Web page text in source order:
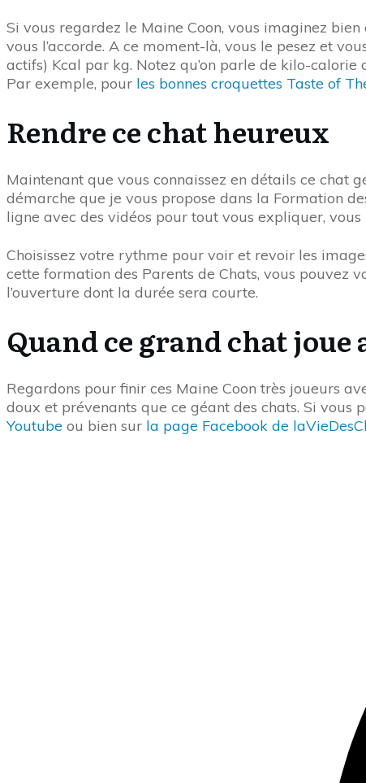
Si vous regardez le Maine Coon, vous imaginez bien
vous l’accorde. A ce moment-là, vous le pesez et
actifs) Kcal par kg. Notez qu’on parle de kilo-
Par exemple, pour les bonnes croquettes Taste of
Rendre ce chat heureux
Maintenant que vous connaissez en détails ce chat
démarche que je vous propose dans la Formation
ligne avec des vidéos pour tout vous expliquer,
Choisissez votre rythme pour voir et revoir les
cette formation des Parents de Chats, vous pouvez
l’ouverture dont la durée sera courte.
Quand ce grand chat joue
Regardons pour finir ces Maine Coon très joueurs
doux et prévenants que ce géant des chats. Si vous
Youtube ou bien sur la page Facebook de